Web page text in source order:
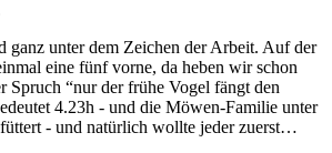
ganz unter dem Zeichen der Arbeit. Auf der
eine fünf vorne, da heben wir schon
Spruch “nur der frühe Vogel fängt den
4.23h - und die Möwen-Familie unter
- und natürlich wollte jeder zuerst…